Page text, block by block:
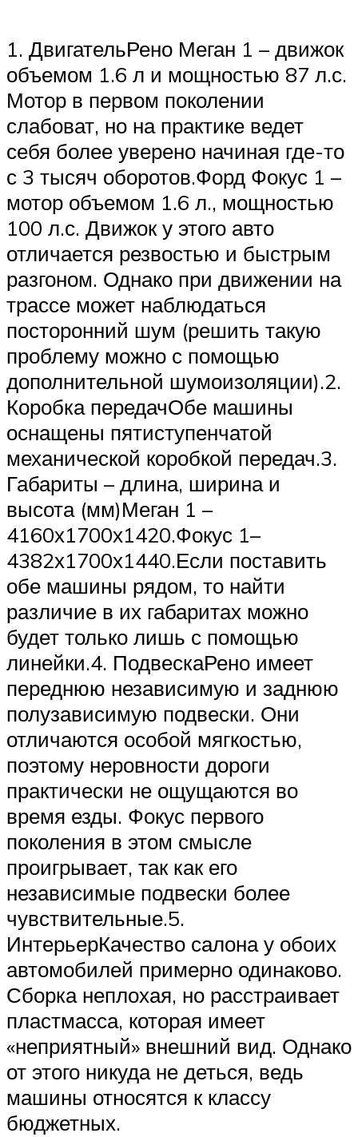
1. ДвигательРено Меган 1 – движок
объемом 1.6 л и мощностью 87 л.с.
Мотор в первом поколении
слабоват, но на практике ведет
себя более уверено начиная где-то
с 3 тысяч оборотов.Форд Фокус 1 –
мотор объемом 1.6 л., мощностью
100 л.с. Движок у этого авто
отличается резвостью и быстрым
разгоном. Однако при движении на
трассе может наблюдаться
посторонний шум (решить такую
проблему можно с помощью
дополнительной шумоизоляции).2.
Коробка передачОбе машины
оснащены пятиступенчатой
механической коробкой передач.3.
Габариты – длина, ширина и
высота (мм)Меган 1 –
4160х1700х1420.Фокус 1–
4382х1700х1440.Если поставить
обе машины рядом, то найти
различие в их габаритах можно
будет только лишь с помощью
линейки.4. ПодвескаРено имеет
переднюю независимую и заднюю
полузависимую подвески. Они
отличаются особой мягкостью,
поэтому неровности дороги
практически не ощущаются во
время езды. Фокус первого
поколения в этом смысле
проигрывает, так как его
независимые подвески более
чувствительные.5.
ИнтерьерКачество салона у обоих
автомобилей примерно одинаково.
Сборка неплохая, но расстраивает
пластмасса, которая имеет
«неприятный» внешний вид. Однако
от этого никуда не деться, ведь
машины относятся к классу
бюджетных.